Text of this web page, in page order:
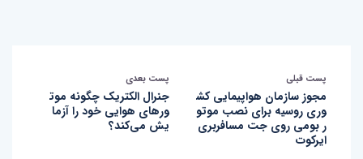
پست قبلی
مجوز سازمان هواپیمایی کش
وری روسیه برای نصب موتو
ر بومی روی جت مسافربری
ایرکوت
پست بعدی
جنرال الکتریک چگونه موت
ورهای هوایی خود را آزما
یش می‌کند؟